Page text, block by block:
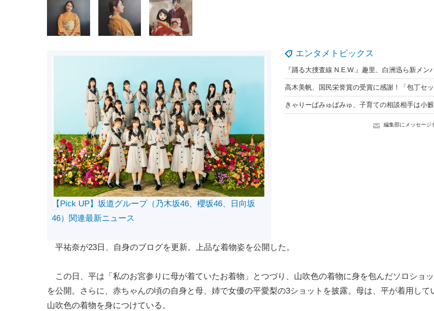
エンタメトピックス
きゃりーぱみゅぱみゅ、子育ての相談相手は小
編集部にメッセージ
【Pick UP】坂道グループ（乃木坂46、櫻坂46、日向坂
46）関連最新ニュース
平祐奈が23日、自身のブログを更新。上品な着物姿を公開した。
この日、平は「私のお宮参りに母が着ていたお着物」とつづり、山吹色の着物に身を包んだソロショッ
を公開。さらに、赤ちゃんの頃の自身と母、姉で女優の平愛梨の3ショットを披露。母は、平が着用して
山吹色の着物を身につけている。